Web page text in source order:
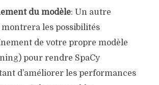
du modèle: Un autre
les possibilités
de votre propre modèle
pour rendre SpaCy
d’améliorer les performances